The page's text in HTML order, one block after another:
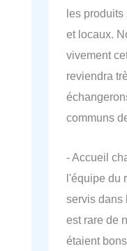
les
et locaux.
vivement
reviendra
communs
- Accueil
l'équipe du
servis dans
est rare de
étaient